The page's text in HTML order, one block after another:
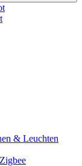
& Leuchten